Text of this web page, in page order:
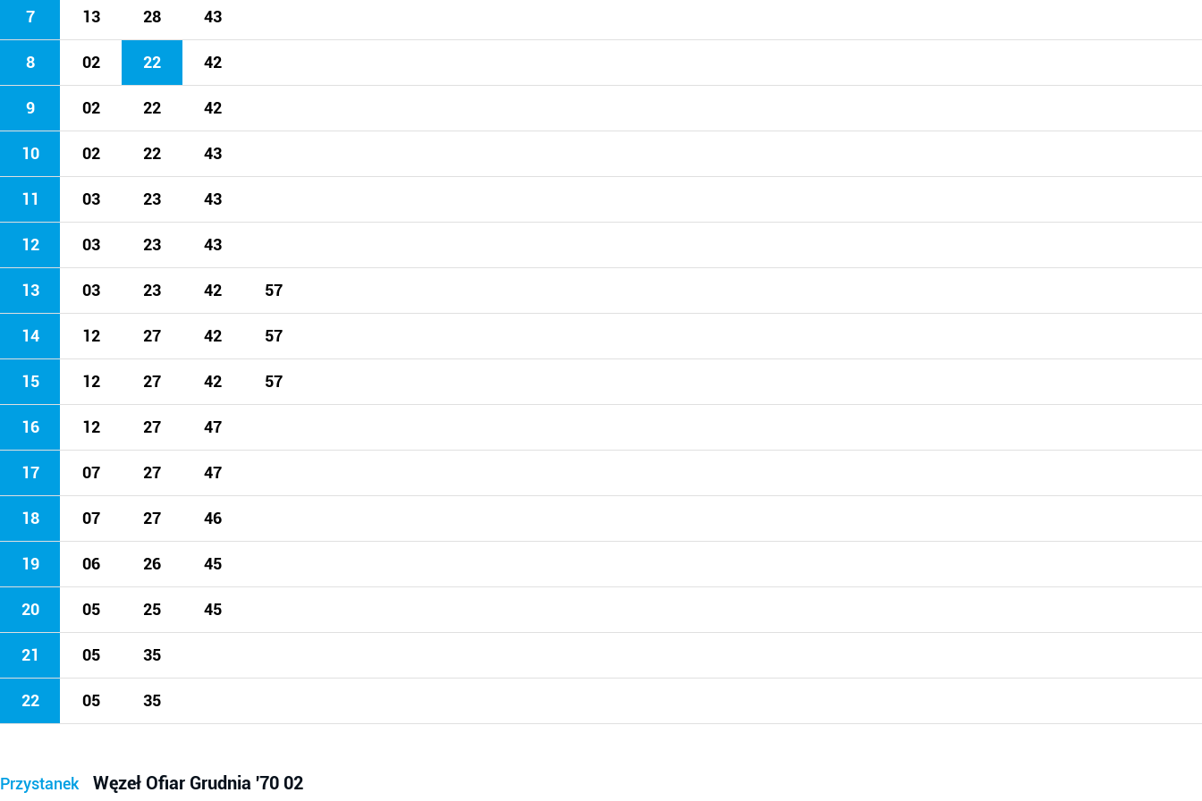
7 13 28 43
8 02 22 42
9 02 22 42
10 02 22 43
11 03 23 43
12 03 23 43
13 03 23 42 57
14 12 27 42 57
15 12 27 42 57
16 12 27 47
17 07 27 47
18 07 27 46
19 06 26 45
20 05 25 45
21 05 35
22 05 35
Przystanek Węzeł Ofiar Grudnia '70 02